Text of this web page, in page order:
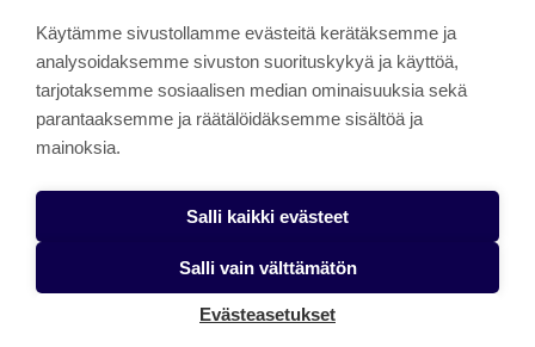
Tietoa sivuista
Evästeet
Saavutettavuusseloste
Tietosuojaseloste
Alasottoilmoitus
Käytämme sivustollamme evästeitä kerätäksemme ja
analysoidaksemme sivuston suorituskykyä ja käyttöä,
tarjotaksemme sosiaalisen median ominaisuuksia sekä
parantaaksemme ja räätälöidäksemme sisältöä ja
mainoksia.
Salli kaikki evästeet
Salli vain välttämätön
Evästeasetukset